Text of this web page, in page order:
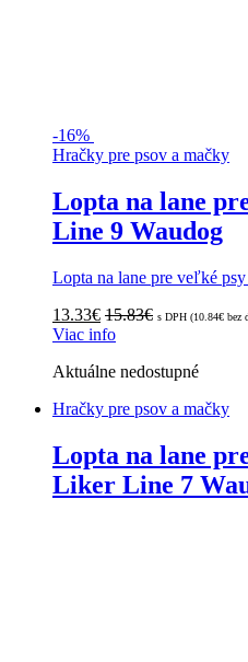
-16%
Hračky pre psov a mačky
Lopta na lane
Line 9 Waudog
Lopta na lane pre veľké
13.33€ 15.83€ s DPH (10.84€ bez
Viac info
Aktuálne nedostupné
Hračky pre psov a mačky
Lopta na lane
Liker Line 7